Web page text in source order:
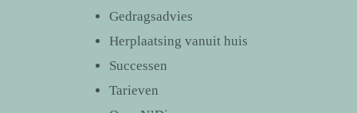
Gedragsadvies
Herplaatsing vanuit huis
Successen
Tarieven